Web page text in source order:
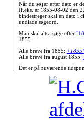
Når du søger efter dato er
(f.eks. er 1855-08-02 den
bindestreger skal en dato i
undlade søgeord.
Man skal altså søge efter
1855.
Alle breve fra 1855:
Alle breve fra august 1855:
Det er på nuværende